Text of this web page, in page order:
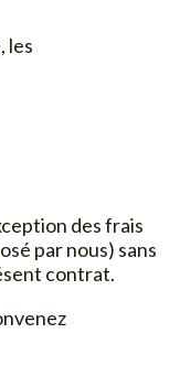
les
des frais
par nous) sans
contrat.